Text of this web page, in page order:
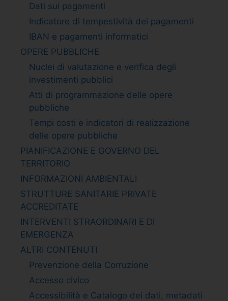
Dati sui pagamenti
Indicatore di tempestività dei pagamenti
IBAN e pagamenti informatici
OPERE PUBBLICHE
Nuclei di valutazione e verifica degli
investimenti pubblici
Atti di programmazione delle opere
pubbliche
Tempi costi e indicatori di realizzazione
delle opere pubbliche
PIANIFICAZIONE E GOVERNO DEL
TERRITORIO
INFORMAZIONI AMBIENTALI
STRUTTURE SANITARIE PRIVATE
ACCREDITATE
INTERVENTI STRAORDINARI E DI
EMERGENZA
ALTRI CONTENUTI
Prevenzione della Corruzione
Accesso civico
Accessibilità e Catalogo dei dati, metadati